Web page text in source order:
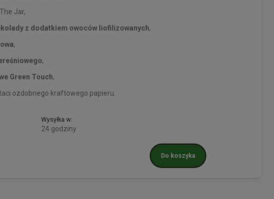
The Jar,
z dodatkiem owoców liofilizowanych,
,
,
Green Touch,
ozdobnego kraftowego papieru.
Wysyłka w:
24 godziny
Do koszyka